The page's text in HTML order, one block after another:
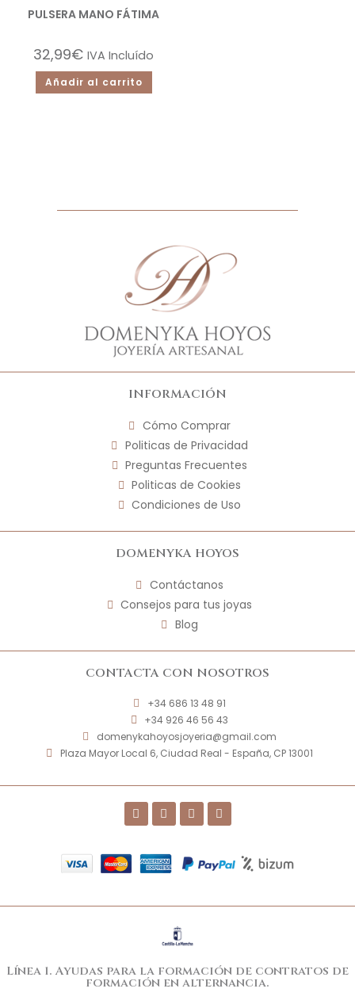
PULSERA MANO FÁTIMA
32,99€ IVA Incluído
Añadir al carrito
INFORMACIÓN
Cómo Comprar
Politicas de Privacidad
Preguntas Frecuentes
Politicas de Cookies
Condiciones de Uso
DOMENYKA HOYOS
Contáctanos
Consejos para tus joyas
Blog
CONTACTA CON NOSOTROS
+34 686 13 48 91
+34 926 46 56 43
domenykahoyosjoyeria@gmail.com
Plaza Mayor Local 6, Ciudad Real - España, CP 13001
Línea 1. Ayudas para la formación de contratos de
formación en alternancia.